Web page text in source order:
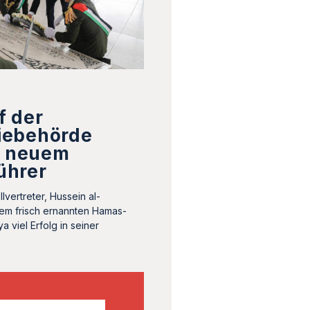
der
Hussein al-
frisch ernannten Hamas-
viel Erfolg in seiner